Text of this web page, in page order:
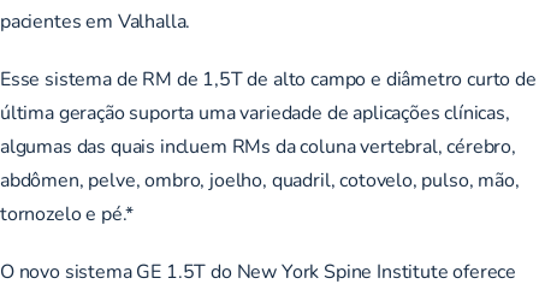
pacientes em Valhalla.
Esse sistema de RM de 1,5T de alto campo e diâmetro curto de
última geração suporta uma variedade de aplicações clínicas,
algumas das quais incluem RMs da coluna vertebral, cérebro,
abdômen, pelve, ombro, joelho, quadril, cotovelo, pulso, mão,
tornozelo e pé.*
O novo sistema GE 1.5T do New York Spine Institute oferece